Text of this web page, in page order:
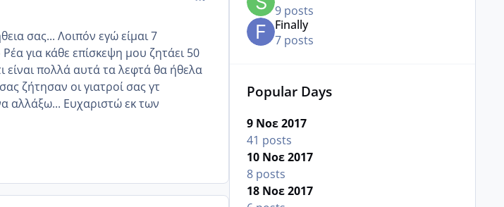
σας... Λοιπόν εγώ είμαι 7
για κάθε επίσκεψη μου ζητάει 50
είναι πολλά αυτά τα λεφτά θα ήθελα
ζήτησαν οι γιατροί σας γτ
αλλάξω... Ευχαριστώ εκ των
9 posts
Finally
7 posts
Popular Days
9 Νοε 2017
41 posts
10 Νοε 2017
8 posts
18 Νοε 2017